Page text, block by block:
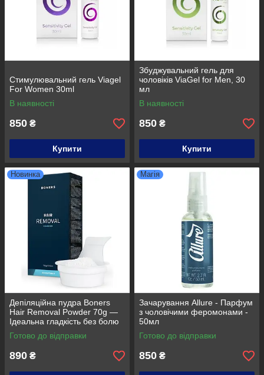
Стимулювальний гель Viagel
For Women 30ml
В наявності
850 ₴
Купити
Збуджувальний гель для
чоловіків ViaGel for Men, 30
мл
В наявності
850 ₴
Купити
Новинка
Депіляційна пудра Boners
Hair Removal Powder 70g —
Ідеальна гладкість без болю
Готово до відправки
890 ₴
Магія
Зачарування Allure - Парфум
з чоловічими феромонами -
50мл
Готово до відправки
850 ₴